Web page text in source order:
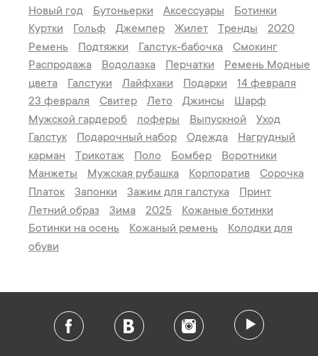
Новый год
Бутоньерки Аксессуары
Ботинки
Куртки
Гольф Джемпер Жилет Тренды
2020
Ремень
Подтяжки Галстук-бабочка
Смокинг
Распродажа
Водолазка Перчатки Ремень Модные
цвета
Галстуки Лайфхаки Подарки
14 февраля
23 февраля
Свитер Лето Джинсы
Шарф
Мужской гардероб
лоферы Выпускной
Уход
Галстук
Подарочный набор Одежда
Нагрудный
карман
Трикотаж Поло Бомбер
Воротники
Манжеты
Мужская рубашка Корпоратив
Сорочка
Платок
Запонки Зажим для галстука
Принт
Летний образ
Зима 2025
Кожаные ботинки
Ботинки на осень
Кожаный ремень
Колодки для
обуви